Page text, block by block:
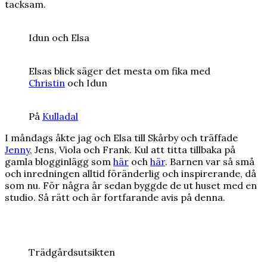
tacksam.
Idun och Elsa
Elsas blick säger det mesta om fika med
Christin och Idun
På Kulladal
I måndags åkte jag och Elsa till Skårby och träffade
Jenny, Jens, Viola och Frank. Kul att titta tillbaka på
gamla blogginlägg som här och här. Barnen var så små
och inredningen alltid föränderlig och inspirerande, då
som nu. För några år sedan byggde de ut huset med en
studio. Så rätt och är fortfarande avis på denna.
Trädgårdsutsikten